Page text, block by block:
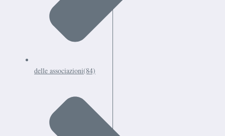
delle associazioni(84)